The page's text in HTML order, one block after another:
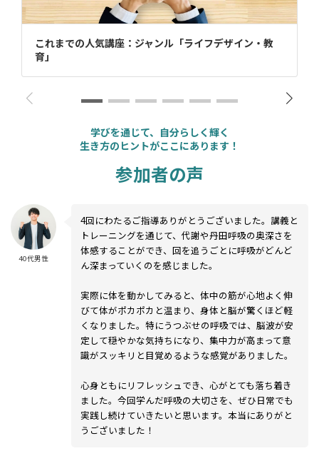
これまでの人気講座：ジャンル「ライフデザイン・教
育」
学びを通じて、自分らしく輝く
生き方のヒントがここにあります！
参加者の声
40代男性
4回にわたるご指導ありがとうございました。講義と
トレーニングを通じて、代謝や丹田呼吸の奥深さを
体感することができ、回を追うごとに呼吸がどんど
ん深まっていくのを感じました。
実際に体を動かしてみると、体中の筋が心地よく伸
びて体がポカポカと温まり、身体と脳が驚くほど軽
くなりました。特にうつぶせの呼吸では、脳波が安
定して穏やかな気持ちになり、集中力が高まって意
識がスッキリと目覚めるような感覚がありました。
心身ともにリフレッシュでき、心がとても落ち着き
ました。今回学んだ呼吸の大切さを、ぜひ日常でも
実践し続けていきたいと思います。本当にありがと
うございました！